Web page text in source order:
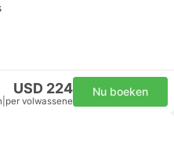
USD 224
per volwassene
Nu boeken